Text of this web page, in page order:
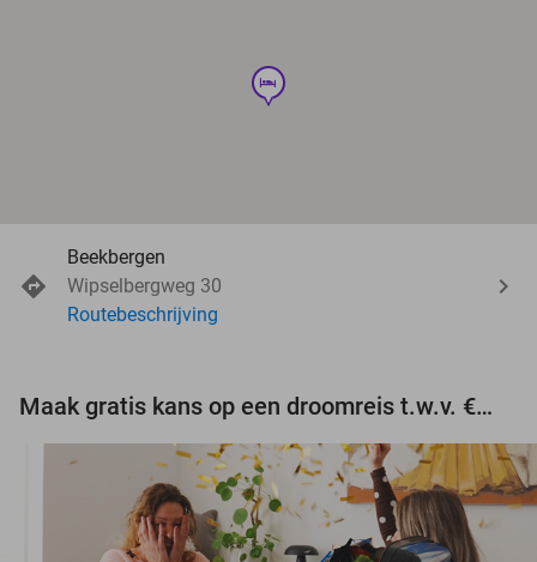
hotel
Beekbergen
Wipselbergweg 30
Routebeschrijving
Maak gratis kans op een droomreis t.w.v. €3.000!